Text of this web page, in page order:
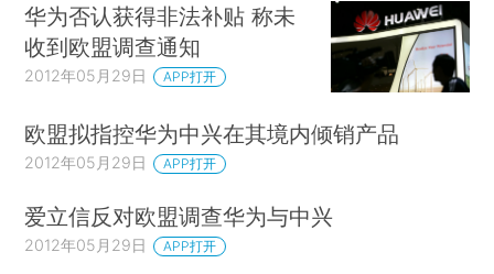
华为否认获得非法补贴 称未
收到欧盟调查通知
2012年05月29日 APP打开
欧盟拟指控华为中兴在其境内倾销产品
2012年05月29日 APP打开
爱立信反对欧盟调查华为与中兴
2012年05月29日 APP打开